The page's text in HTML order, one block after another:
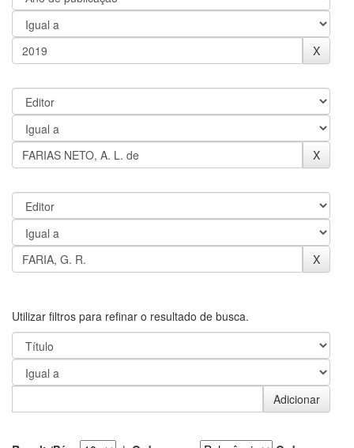
Utilizar filtros para refinar o resultado de busca.